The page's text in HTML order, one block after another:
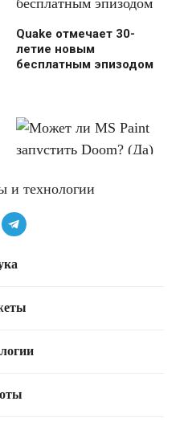
Quake отмечает 30-
летие новым
бесплатным эпизодом
запустить Doom? (Да)
Игры для Xbox 360
и технологии